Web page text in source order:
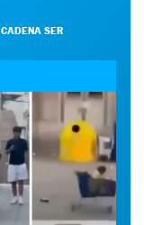
CADENA SER